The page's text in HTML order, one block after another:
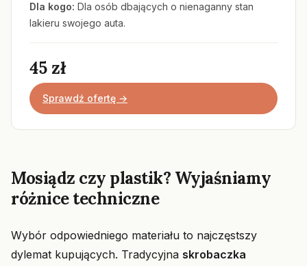
Dla kogo: Dla osób dbających o nienaganny stan
lakieru swojego auta.
45 zł
Sprawdź ofertę →
Mosiądz czy plastik? Wyjaśniamy
różnice techniczne
Wybór odpowiedniego materiału to najczęstszy
dylemat kupujących. Tradycyjna skrobaczka